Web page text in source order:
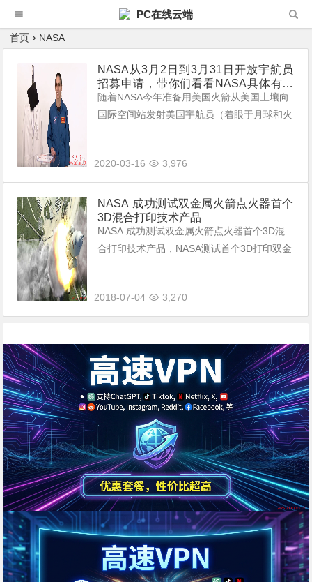
PC在线云端
首页 NASA
NASA从3月2日到3月31日开放宇航员
招募申请，带你们看看NASA具体有哪
些要求
随着NASA今年准备用美国火箭从美国土壤向
国际空间站发射美国宇航员（着眼于月球和火
括获得认可机构的美国公民...
2020-03-16 3,976
NASA 成功测试双金属火箭点火器首个
3D混合打印技术产品
NASA 成功测试双金属火箭点火器首个3D混
合打印技术产品，NASA测试首个3D打印双金
试。
2018-07-04 3,270